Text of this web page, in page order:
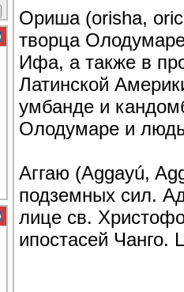
Ориша (orisha,
творца
Ифа, а также в
Латинской
умбанде и
Олодумаре и
Аггаю (Aggayú,
подземных сил.
лице св.
ипостасей